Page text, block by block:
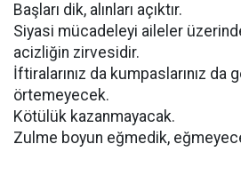
Başları dik, alınları açıktır.
Siyasi mücadeleyi aileler
acizliğin zirvesidir.
İftiralarınız da kumpaslarınız da
örtemeyecek.
Kötülük kazanmayacak.
Zulme boyun eğmedik,